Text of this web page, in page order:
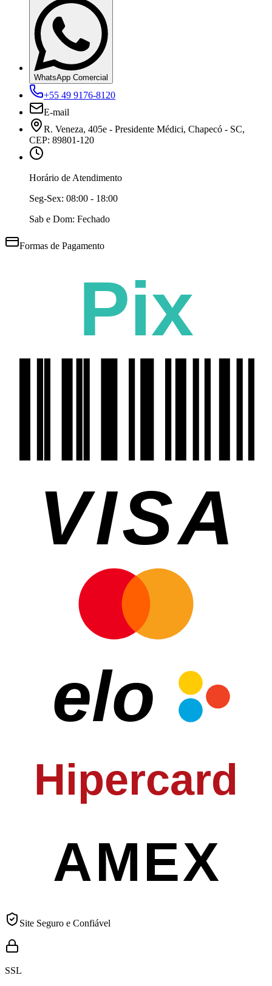
WhatsApp Comercial
+55 49 9176-8120
E-mail
R. Veneza, 405e - Presidente Médici, Chapecó - SC,
CEP: 89801-120
Horário de Atendimento
Seg-Sex: 08:00 - 18:00
Sab e Dom: Fechado
Formas de Pagamento
Pix
VISA
elo
Hipercard
AMEX
Site Seguro e Confiável
SSL